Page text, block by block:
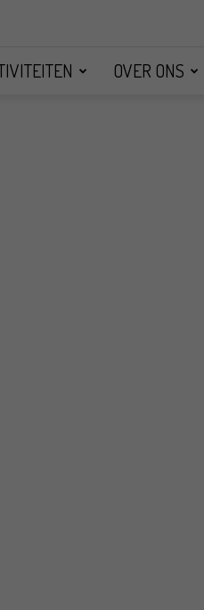
OVER ONS